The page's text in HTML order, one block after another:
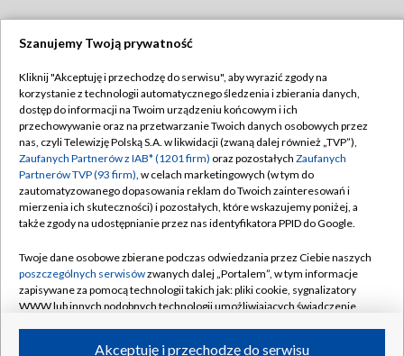
TVP
Abonament TVP
Emisja w TVP
Centrum informacji TVP
Naziemna Telewizja Cyfrowa
Rada Programowa
System NOS
Informacje o nadawcy
Regulamin TVP
Polityka prywatności
Moje zgody
Pomoc
Kontakt
Kanały
Szanujemy Twoją prywatność
Kliknij "Akceptuję i przechodzę do serwisu", aby wyrazić zgody na
korzystanie z technologii automatycznego śledzenia i zbierania danych,
dostęp do informacji na Twoim urządzeniu końcowym i ich
przechowywanie oraz na przetwarzanie Twoich danych osobowych przez
nas, czyli Telewizję Polską S.A. w likwidacji (zwaną dalej również „TVP”),
Zaufanych Partnerów z IAB* (1201 firm) oraz pozostałych Zaufanych
Partnerów TVP (93 firm), w celach marketingowych (w tym do
zautomatyzowanego dopasowania reklam do Twoich zainteresowań i
mierzenia ich skuteczności) i pozostałych, które wskazujemy poniżej, a
także zgody na udostępnianie przez nas identyfikatora PPID do Google.
Twoje dane osobowe zbierane podczas odwiedzania przez Ciebie naszych
poszczególnych serwisówzwanych dalej „Portalem”, w tym informacje
zapisywane za pomocą technologii takich jak: pliki cookie, sygnalizatory
WWW lub innych podobnych technologii umożliwiających świadczenie
Akceptuję i przechodzę do serwisu